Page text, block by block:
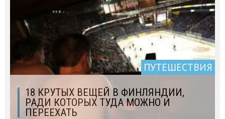
ПУТЕШЕСТВИЯ
18 КРУТЫХ ВЕЩЕЙ В ФИНЛЯНДИИ,
РАДИ КОТОРЫХ ТУДА МОЖНО И
ПЕРЕЕХАТЬ